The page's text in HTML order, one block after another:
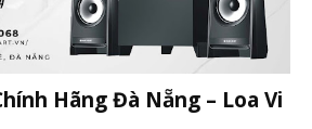
Hãng Đà Nẵng – Loa Vi